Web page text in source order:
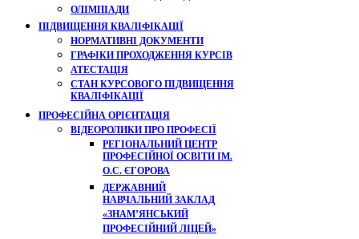
ОЛІМПІАДИ
ПІДВИЩЕННЯ КВАЛІФІКАЦІЇ
НОРМАТИВНІ ДОКУМЕНТИ
ГРАФІКИ ПРОХОДЖЕННЯ КУРСІВ
АТЕСТАЦІЯ
СТАН КУРСОВОГО ПІДВИЩЕННЯ
КВАЛІФІКАЦІЇ
ПРОФЕСІЙНА ОРІЄНТАЦІЯ
ВІДЕОРОЛИКИ ПРО ПРОФЕСІЇ
РЕГІОНАЛЬНИЙ ЦЕНТР
ПРОФЕСІЙНОЇ ОСВІТИ ІМ.
О.С. ЄГОРОВА
ДЕРЖАВНИЙ
НАВЧАЛЬНИЙ ЗАКЛАД
«ЗНАМ’ЯНСЬКИЙ
ПРОФЕСІЙНИЙ ЛІЦЕЙ»